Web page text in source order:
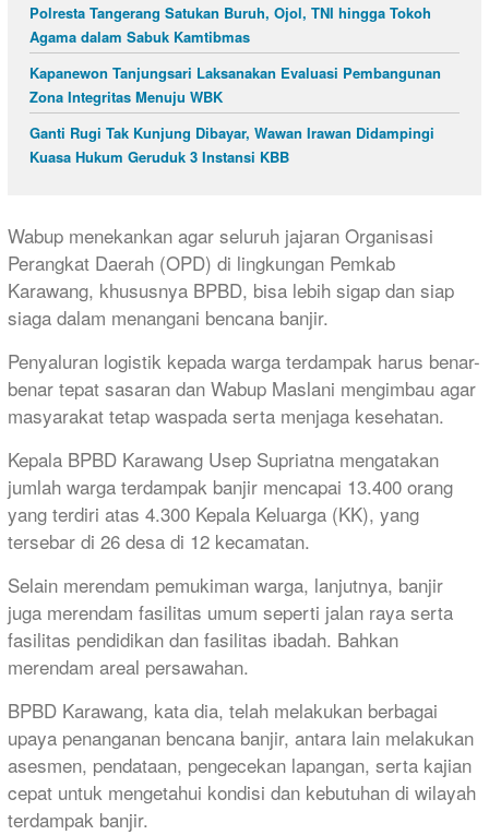
Polresta Tangerang Satukan Buruh, Ojol, TNI hingga Tokoh
Agama dalam Sabuk Kamtibmas
Kapanewon Tanjungsari Laksanakan Evaluasi Pembangunan
Zona Integritas Menuju WBK
Ganti Rugi Tak Kunjung Dibayar, Wawan Irawan Didampingi
Kuasa Hukum Geruduk 3 Instansi KBB
Wabup menekankan agar seluruh jajaran Organisasi
Perangkat Daerah (OPD) di lingkungan Pemkab
Karawang, khususnya BPBD, bisa lebih sigap dan siap
siaga dalam menangani bencana banjir.
Penyaluran logistik kepada warga terdampak harus benar-
benar tepat sasaran dan Wabup Maslani mengimbau agar
masyarakat tetap waspada serta menjaga kesehatan.
Kepala BPBD Karawang Usep Supriatna mengatakan
jumlah warga terdampak banjir mencapai 13.400 orang
yang terdiri atas 4.300 Kepala Keluarga (KK), yang
tersebar di 26 desa di 12 kecamatan.
Selain merendam pemukiman warga, lanjutnya, banjir
juga merendam fasilitas umum seperti jalan raya serta
fasilitas pendidikan dan fasilitas ibadah. Bahkan
merendam areal persawahan.
BPBD Karawang, kata dia, telah melakukan berbagai
upaya penanganan bencana banjir, antara lain melakukan
asesmen, pendataan, pengecekan lapangan, serta kajian
cepat untuk mengetahui kondisi dan kebutuhan di wilayah
terdampak banjir.